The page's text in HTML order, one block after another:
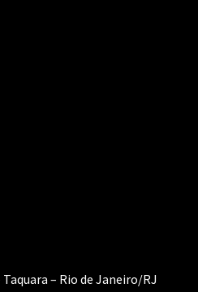
– Rio de Janeiro/RJ